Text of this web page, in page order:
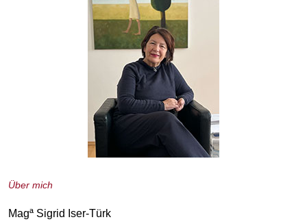
Über mich
Magª Sigrid Iser-Türk